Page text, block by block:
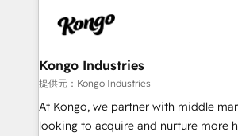
such as Brussels Airport, Volvo,
Streamz and Michelin.
exactly where your marketing budget
and overall revenue to a level not
traditional methods. If you’re a frustrated marketing
manager or business owner sick of
with generic agencies and their
Kongo Industries
提供元：Kongo Industries
At Kongo, we partner with middle
looking to acquire and nurture more